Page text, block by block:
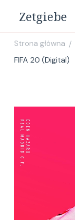
Zetgiebe
Strona główna /
FIFA 20 (Digital)